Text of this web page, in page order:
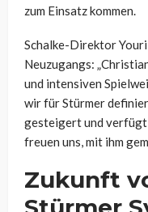
zum Einsatz kommen.
Schalke-Direktor
Neuzugangs:
und intensiven
wir für Stürmer
gesteigert und
freuen uns, mit ihm
Zukunft